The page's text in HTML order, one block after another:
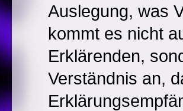
Auslegung, was
kommt es nicht
Erklärenden,
Verständnis an,